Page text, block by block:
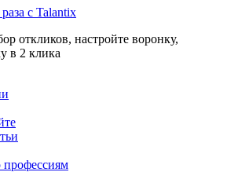
с Talantix
откликов, настройте воронку,
в 2 клика